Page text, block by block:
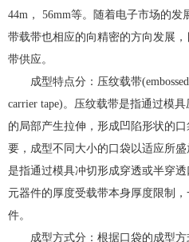
44m， 56mm等。随着电子市场的
带载带也相应的向精密的方向发展
带供应。
成型特点分：压纹载带
carrier tape)。压纹载带是指通过模
的局部产生拉伸，形成凹陷形状的
要，成型不同大小的口袋以适应所
是指通过模具冲切形成穿透或半穿
元器件的厚度受载带本身厚度限制
件。
成型方式分：根据口袋的成型